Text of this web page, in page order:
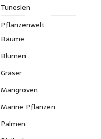
Tunesien
Pflanzenwelt
Bäume
Blumen
Gräser
Mangroven
Marine Pflanzen
Palmen